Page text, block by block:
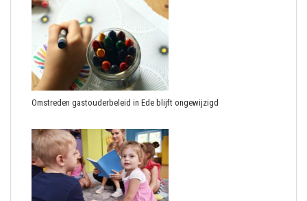
Omstreden gastouderbeleid in Ede blijft ongewijzigd